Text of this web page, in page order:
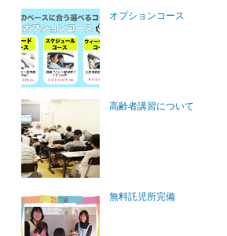
オプションコース
高齢者講習について
無料託児所完備